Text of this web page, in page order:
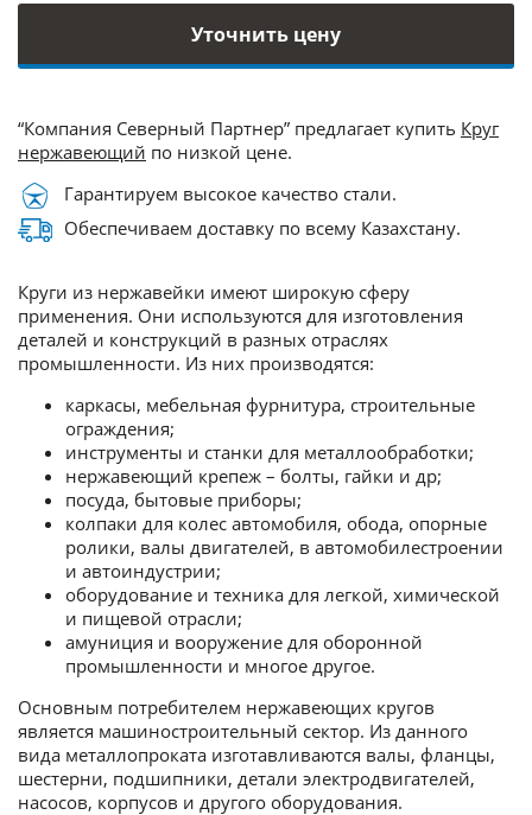
Уточнить цену
“Компания Северный Партнер” предлагает купить Круг
нержавеющий по низкой цене.
Гарантируем высокое качество стали.
Обеспечиваем доставку по всему Казахстану.
Круги из нержавейки имеют широкую сферу
применения. Они используются для изготовления
деталей и конструкций в разных отраслях
промышленности. Из них производятся:
каркасы, мебельная фурнитура, строительные
ограждения;
инструменты и станки для металлообработки;
нержавеющий крепеж – болты, гайки и др;
посуда, бытовые приборы;
колпаки для колес автомобиля, обода, опорные
ролики, валы двигателей, в автомобилестроении
и автоиндустрии;
оборудование и техника для легкой, химической
и пищевой отрасли;
амуниция и вооружение для оборонной
промышленности и многое другое.
Основным потребителем нержавеющих кругов
является машиностроительный сектор. Из данного
вида металлопроката изготавливаются валы, фланцы,
шестерни, подшипники, детали электродвигателей,
насосов, корпусов и другого оборудования.